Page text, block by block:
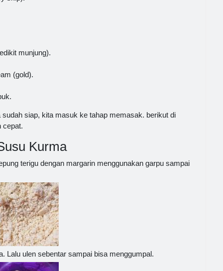
munjung).
(gold).
siap, kita masuk ke tahap memasak. berikut di
cepat.
Kurma
terigu dengan margarin menggunakan garpu sampai
Lalu ulen sebentar sampai bisa menggumpal.